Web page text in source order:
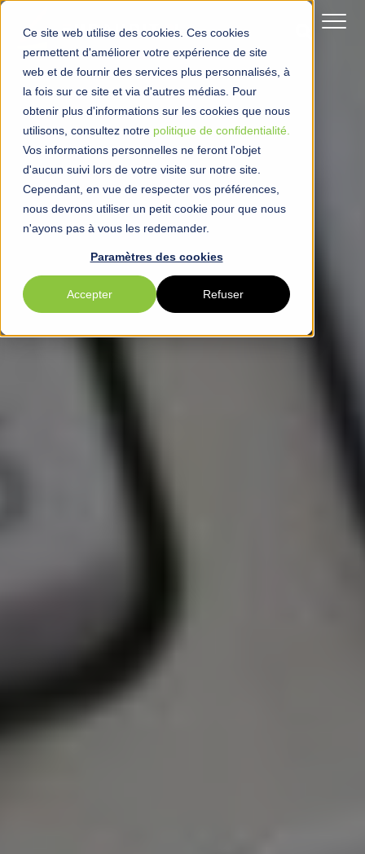
Ce site web utilise des cookies. Ces cookies
permettent d'améliorer votre expérience de site
web et de fournir des services plus personnalisés, à
la fois sur ce site et via d'autres médias. Pour
obtenir plus d'informations sur les cookies que nous
utilisons, consultez notre politique de confidentialité.
Vos informations personnelles ne feront l'objet
d'aucun suivi lors de votre visite sur notre site.
Cependant, en vue de respecter vos préférences,
nous devrons utiliser un petit cookie pour que nous
n'ayons pas à vous les redemander.
Paramètres des cookies
Accepter Refuser